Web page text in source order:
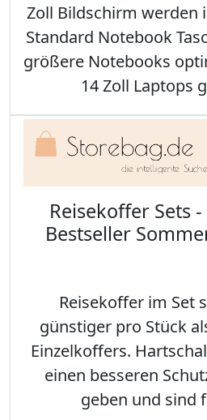
Zoll Bildschirm
Standard Notebook
größere Notebooks
14 Zoll Laptops
Reisekoffer Sets
Bestseller
Reisekoffer im Set
günstiger pro Stück
Einzelkoffers.
einen besseren
geben und sind